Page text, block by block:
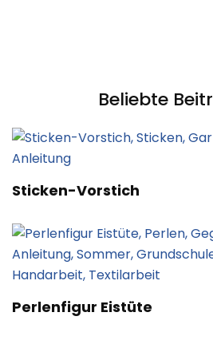
Beliebte
Sticken-Vorstich
Perlenfigur Eistüte